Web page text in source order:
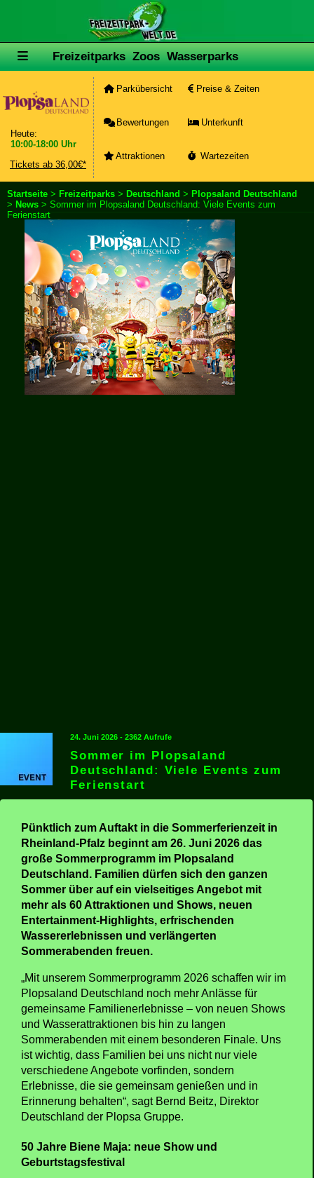
Freizeitparks Zoos Wasserparks
Heute:
10:00-18:00 Uhr
Tickets ab 36,00€*
Parkübersicht Preise & Zeiten
Bewertungen Unterkunft
Attraktionen Wartezeiten
Startseite > Freizeitparks > Deutschland > Plopsaland Deutschland
> News > Sommer im Plopsaland Deutschland: Viele Events zum
Ferienstart
24. Juni 2026 - 2362 Aufrufe
Sommer im Plopsaland
Deutschland: Viele Events zum
Ferienstart
Pünktlich zum Auftakt in die Sommerferienzeit in
Rheinland-Pfalz beginnt am 26. Juni 2026 das
große Sommerprogramm im Plopsaland
Deutschland. Familien dürfen sich den ganzen
Sommer über auf ein vielseitiges Angebot mit
mehr als 60 Attraktionen und Shows, neuen
Entertainment-Highlights, erfrischenden
Wassererlebnissen und verlängerten
Sommerabenden freuen.
„Mit unserem Sommerprogramm 2026 schaffen wir im
Plopsaland Deutschland noch mehr Anlässe für
gemeinsame Familienerlebnisse – von neuen Shows
und Wasserattraktionen bis hin zu langen
Sommerabenden mit einem besonderen Finale. Uns
ist wichtig, dass Familien bei uns nicht nur viele
verschiedene Angebote vorfinden, sondern
Erlebnisse, die sie gemeinsam genießen und in
Erinnerung behalten“, sagt Bernd Beitz, Direktor
Deutschland der Plopsa Gruppe.
50 Jahre Biene Maja: neue Show und
Geburtstagsfestival